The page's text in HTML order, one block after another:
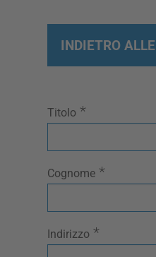
INDIETRO
Titolo *
Cognome *
Indirizzo *